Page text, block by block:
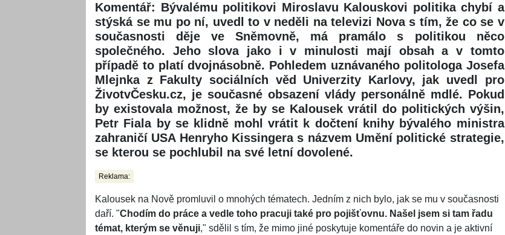
Komentář: Bývalému politikovi Miroslavu Kalouskovi politika chybí a
stýská se mu po ní, uvedl to v neděli na televizi Nova s tím, že co se v
současnosti děje ve Sněmovně, má pramálo s politikou něco
společného. Jeho slova jako i v minulosti mají obsah a v tomto
případě to platí dvojnásobně. Pohledem uznávaného politologa Josefa
Mlejnka z Fakulty sociálních věd Univerzity Karlovy, jak uvedl pro
ŽivotvČesku.cz, je současné obsazení vlády personálně mdlé. Pokud
by existovala možnost, že by se Kalousek vrátil do politických výšin,
Petr Fiala by se klidně mohl vrátit k dočtení knihy bývalého ministra
zahraničí USA Henryho Kissingera s názvem Umění politické strategie,
se kterou se pochlubil na své letní dovolené.
Reklama:
Kalousek na Nově promluvil o mnohých tématech. Jedním z nich bylo, jak se mu v současnosti
daří. "Chodím do práce a vedle toho pracuji také pro pojišťovnu. Našel jsem si tam řadu
témat, kterým se věnuji," sdělil s tím, že mimo jiné poskytuje komentáře do novin a je aktivní